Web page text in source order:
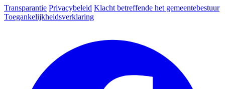
Transparantie Privacybeleid Klacht betreffende het gemeentebestuur
Toegankelijkheidsverklaring